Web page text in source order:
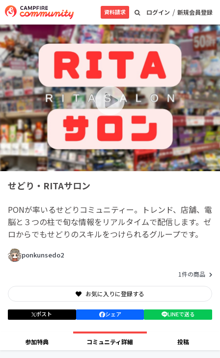
ログイン / 新規会員登録
資料請求
せどり・RITAサロン
PONが率いるせどりコミュニティー。トレンド、店舗、電
脳と３つの柱で旬な情報をリアルタイムで配信します。ゼ
ロからでもせどりのスキルをつけられるグループです。
ponkunsedo2
1件の商品
お気に入りに登録する
ポスト シェア LINEで送る
参加特典 コミュニティ詳細 投稿